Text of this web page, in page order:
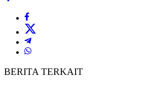
BERITA TERKAIT